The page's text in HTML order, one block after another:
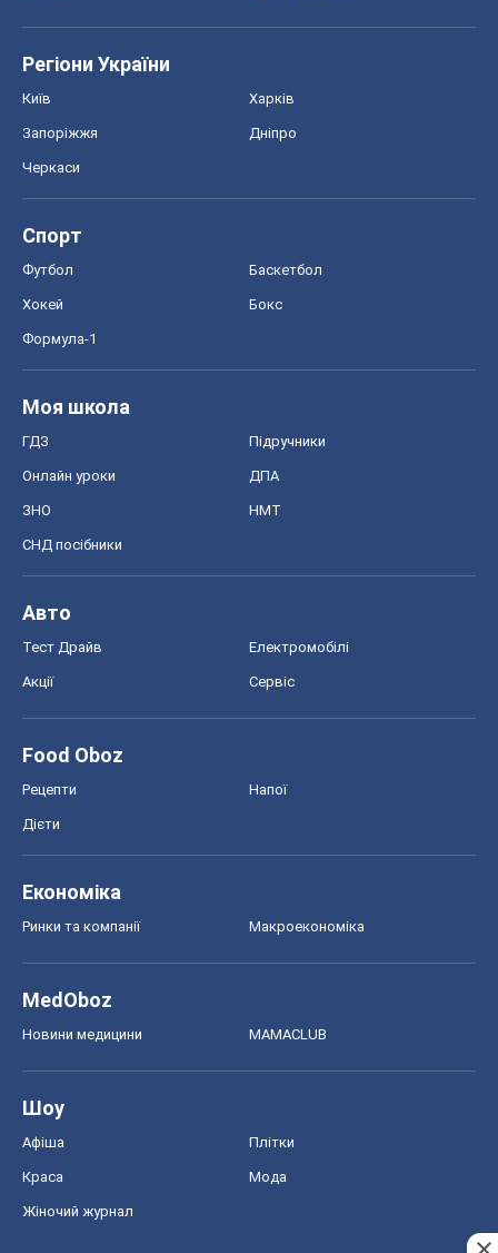
Регіони України
Київ Харків
Запоріжжя Дніпро
Черкаси
Спорт
Футбол Баскетбол
Хокей Бокс
Формула-1
Моя школа
ГДЗ Підручники
Онлайн уроки ДПА
ЗНО НМТ
СНД посібники
Авто
Тест Драйв Електромобілі
Акції Сервіс
Food Oboz
Рецепти Напої
Дієти
Економіка
Ринки та компанії Макроекономіка
MedOboz
Новини медицини MAMACLUB
Шоу
Афіша Плітки
Краса Мода
Жіночий журнал